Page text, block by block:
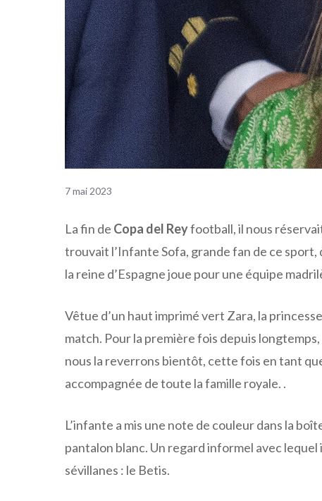
7 mai 2023
La fin de Copa del Reyfootball, il nous
trouvait l’Infante Sofa, grande fan de ce
la reine d’Espagne joue pour une équipe
Vêtue d’un haut imprimé vert Zara, la
match. Pour la première fois depuis
nous la reverrons bientôt, cette fois en tant
accompagnée de toute la famille royale. .
L’infante a mis une note de couleur dans la
pantalon blanc. Un regard informel avec lequel
sévillanes : le Betis.